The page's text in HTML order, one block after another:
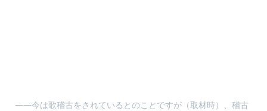
――今は歌稽古をされているとのことですが（取材時）、稽古